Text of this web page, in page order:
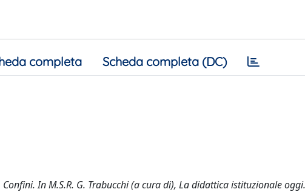
completa Scheda completa (DC)
Confini. In M.S.R. G. Trabucchi (a cura di), La didattica istituzionale